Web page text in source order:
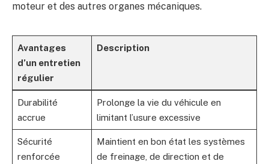
moteur et des autres organes mécaniques.
Avantages
d’un entretien
régulier
Description
Durabilité
accrue
Prolonge la vie du véhicule en
limitant l’usure excessive
Sécurité
renforcée
Maintient en bon état les systèmes
de freinage, de direction et de